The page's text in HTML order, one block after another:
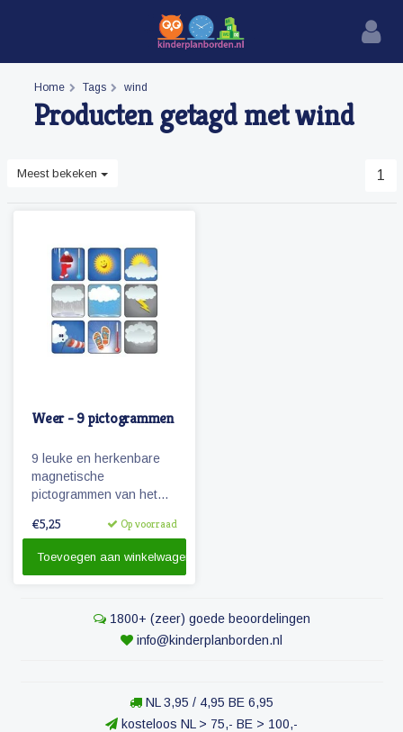
Home Tags wind
Producten getagd met wind
Meest bekeken 1
Weer - 9 pictogrammen
9 leuke en herkenbare
magnetische
pictogrammen van het
€5,25 Op voorraad
Toevoegen aan winkelwagen
1800+ (zeer) goede beoordelingen
info@kinderplanborden.nl
NL 3,95 / 4,95 BE 6,95
kosteloos NL > 75,- BE > 100,-